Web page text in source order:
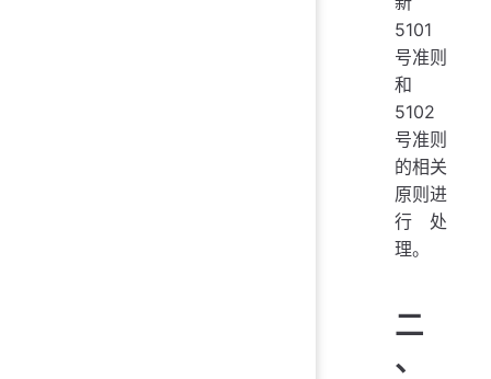
5101
号准则
和
5102
号准则
的相关
原则进
行处
理。
二
、